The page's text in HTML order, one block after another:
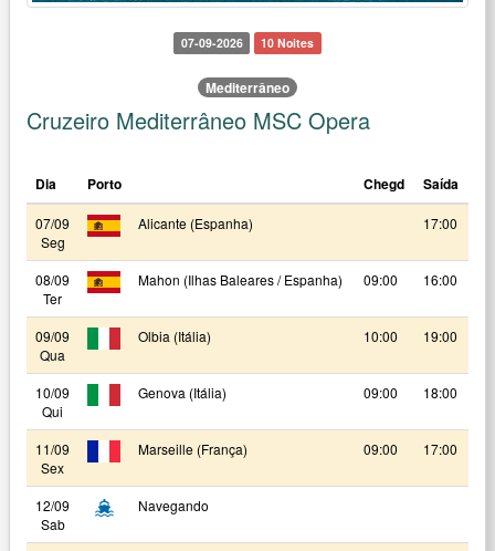
07-09-2026 10 Noites
Mediterrâneo
Cruzeiro Mediterrâneo MSC Opera
Dia Porto Chegd Saída
07/09
Seg
Alicante (Espanha) 17:00
08/09
Ter
Mahon (Ilhas Baleares / Espanha) 09:00 16:00
09/09
Qua
Olbia (Itália) 10:00 19:00
10/09
Qui
Genova (Itália) 09:00 18:00
11/09
Sex
Marseille (França) 09:00 17:00
12/09
Sab
Navegando